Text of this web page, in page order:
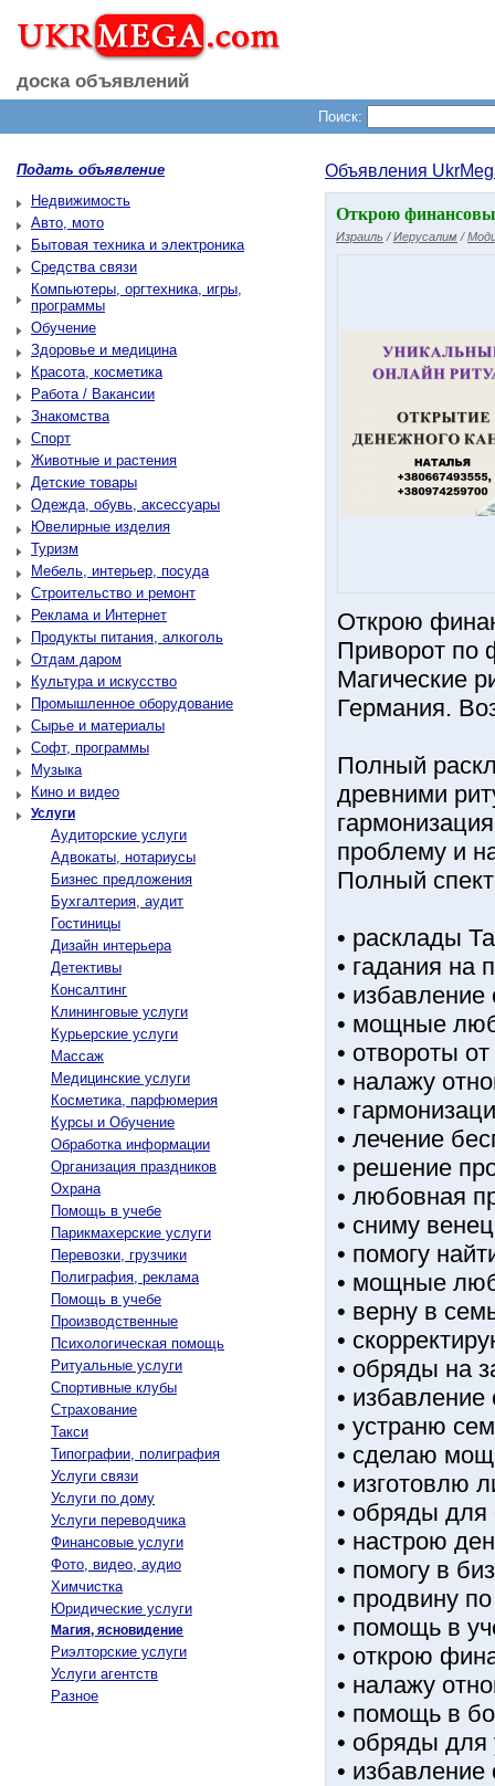
доска объявлений
Поиск:
Подать объявление
Недвижимость
Авто, мото
Бытовая техника и электроника
Средства связи
Компьютеры, оргтехника, игры,
программы
Обучение
Здоровье и медицина
Красота, косметика
Работа / Вакансии
Знакомства
Спорт
Животные и растения
Детские товары
Одежда, обувь, аксессуары
Ювелирные изделия
Туризм
Мебель, интерьер, посуда
Строительство и ремонт
Реклама и Интернет
Продукты питания, алкоголь
Отдам даром
Культура и искусство
Промышленное оборудование
Сырье и материалы
Софт, программы
Музыка
Кино и видео
Услуги
Аудиторские услуги
Адвокаты, нотариусы
Бизнес предложения
Бухгалтерия, аудит
Гостиницы
Дизайн интерьера
Детективы
Консалтинг
Клининговые услуги
Курьерские услуги
Массаж
Медицинские услуги
Косметика, парфюмерия
Курсы и Обучение
Обработка информации
Организация праздников
Охрана
Помощь в учебе
Парикмахерские услуги
Перевозки, грузчики
Полиграфия, реклама
Помощь в учебе
Производственные
Психологическая помощь
Ритуальные услуги
Спортивные клубы
Страхование
Такси
Типографии, полиграфия
Услуги связи
Услуги по дому
Услуги переводчика
Финансовые услуги
Фото, видео, аудио
Химчистка
Юридические услуги
Магия, ясновидение
Риэлторские услуги
Услуги агентств
Разное
Объявления
Открою
Израиль /Иерусалим /
Открою
Приворот по
Магические
Германия.
Полный
древними
проблему и
Полный
• расклады
• гадания на
• избавление
• мощные
• отвороты
• налажу
•
• лечение
• решение
• любовная
• сниму
• помогу
• мощные
• верну в
•
• обряды на
• избавление
• устраню
• сделаю
• изготовлю
• обряды для
• настрою
• помогу в
• продвину
• помощь в
• открою
• налажу
• помощь в
• обряды для
•